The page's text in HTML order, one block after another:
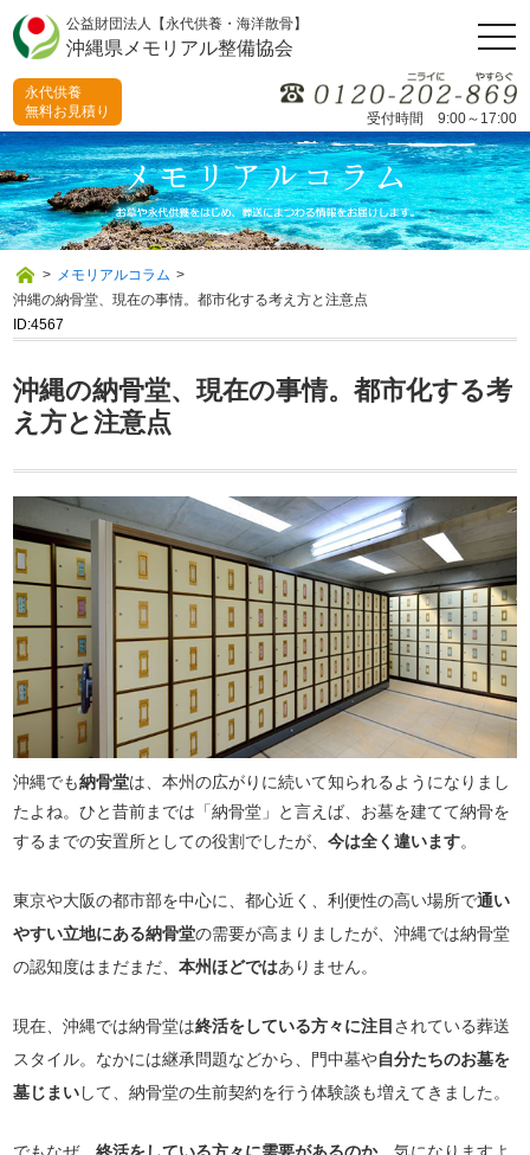
公益財団法人【永代供養・海洋散骨】
沖縄県メモリアル整備協会
受付時間 9:00～17:00
永代供養
無料お見積り
> メモリアルコラム >
沖縄の納骨堂、現在の事情。都市化する考え方と注意点
ID:4567
沖縄の納骨堂、現在の事情。都市化する考
え方と注意点
沖縄でも納骨堂は、本州の広がりに続いて知られるようになりまし
たよね。ひと昔前までは「納骨堂」と言えば、お墓を建てて納骨を
するまでの安置所としての役割でしたが、今は全く違います。
東京や大阪の都市部を中心に、都心近く、利便性の高い場所で通い
やすい立地にある納骨堂の需要が高まりましたが、沖縄では納骨堂
の認知度はまだまだ、本州ほどではありません。
現在、沖縄では納骨堂は終活をしている方々に注目 されている葬送
スタイル。なかには継承問題などから、門中墓や自分たちのお墓を
墓じまいして、納骨堂の生前契約を行う体験談も増えてきました。